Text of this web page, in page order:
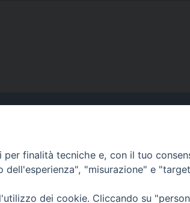
Indirizzo
Via Garibaldi, 67 - 98122
finalità tecniche e, con il tuo
dell'esperienza", "misurazione" e
dei cookie. Cliccando su